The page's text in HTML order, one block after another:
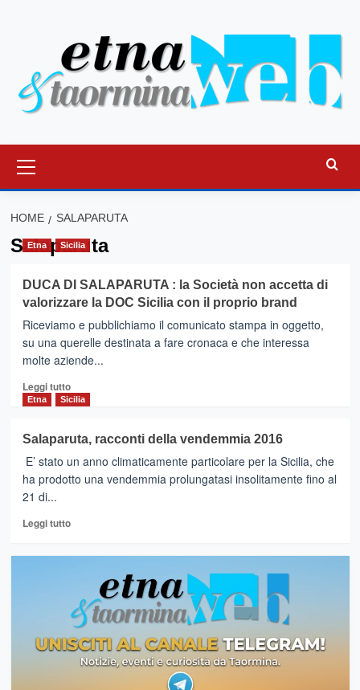
principale
HOME SALAPARUTA
Salaparuta
Etna Sicilia
DUCA DI SALAPARUTA : la Società non accetta di
valorizzare la DOC Sicilia con il proprio brand
Riceviamo e pubblichiamo il comunicato stampa in oggetto,
su una querelle destinata a fare cronaca e che interessa
molte aziende...
Leggi tuttoLeggi
di
DUCA
DI
SALAPARUTA
Società
valorizzare
DOC
Sicilia
con
Etna Sicilia
Salaparuta, racconti della vendemmia 2016
E’ stato un anno climaticamente particolare per la Sicilia, che
ha prodotto una vendemmia prolungatasi insolitamente fino al
21 di...
Leggi tuttoLeggi
Salaparuta,
racconti
della
vendemmia
2016